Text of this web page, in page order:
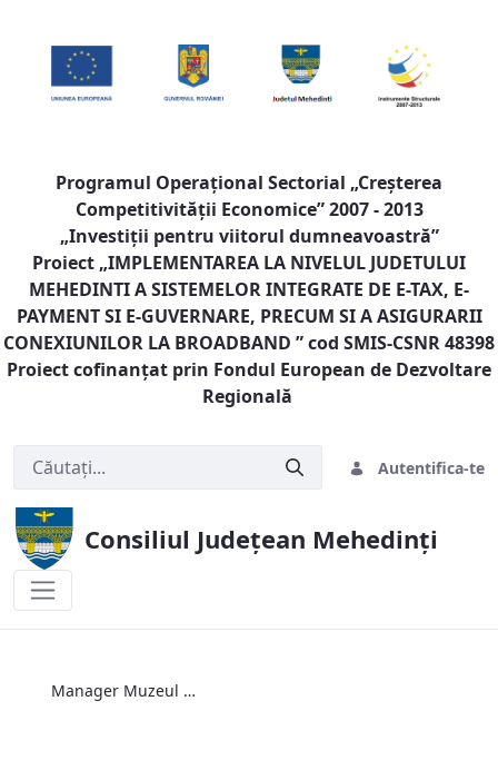
Programul Operaţional Sectorial „Creşterea
Competitivităţii Economice” 2007 - 2013
„Investiţii pentru viitorul dumneavoastră”
Proiect „IMPLEMENTAREA LA NIVELUL JUDETULUI
MEHEDINTI A SISTEMELOR INTEGRATE DE E-TAX, E-
PAYMENT SI E-GUVERNARE, PRECUM SI A ASIGURARII
CONEXIUNILOR LA BROADBAND ” cod SMIS-CSNR 48398
Proiect cofinanţat prin Fondul European de Dezvoltare
Regională
Autentifica-te
Consiliul Județean Mehedinți
Manager Muzeul Regiunii Porților de Fier